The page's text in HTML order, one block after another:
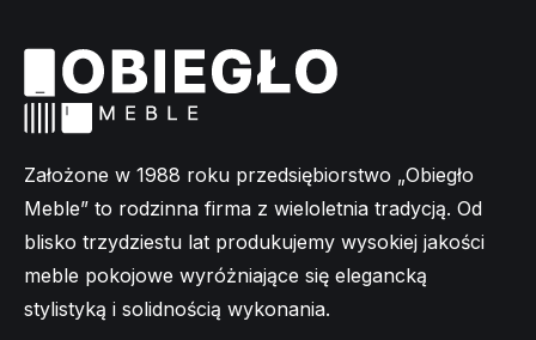
Założone w 1988 roku przedsiębiorstwo „Obiegło
Meble” to rodzinna firma z wieloletnia tradycją. Od
blisko trzydziestu lat produkujemy wysokiej jakości
meble pokojowe wyróżniające się elegancką
stylistyką i solidnością wykonania.